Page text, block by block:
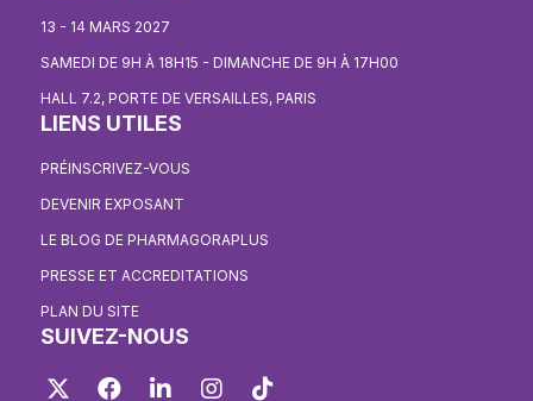
13 - 14 MARS 2027
SAMEDI DE 9H À 18H15 - DIMANCHE DE 9H À 17H00
HALL 7.2, PORTE DE VERSAILLES, PARIS
LIENS UTILES
PRÉINSCRIVEZ-VOUS
DEVENIR EXPOSANT
LE BLOG DE PHARMAGORAPLUS
PRESSE ET ACCREDITATIONS
PLAN DU SITE
SUIVEZ-NOUS
Twitter FacebookLinkedIn Instagram